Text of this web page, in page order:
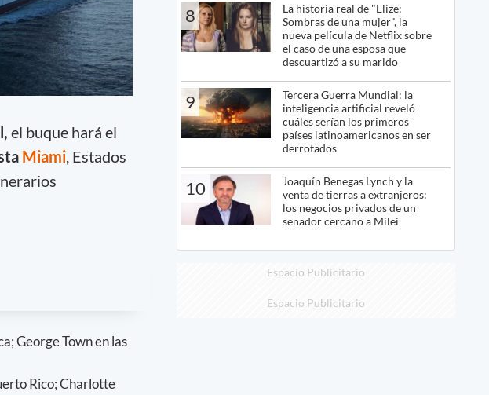
el buque hará el
Miami, Estados
George Town en las
Rico; Charlotte
8
La historia real de "Elize:
Sombras de una mujer", la
nueva película de Netflix sobre
el caso de una esposa que
descuartizó a su marido
9
Tercera Guerra Mundial: la
inteligencia artificial reveló
cuáles serían los primeros
países latinoamericanos en ser
derrotados
10
Joaquín Benegas Lynch y la
venta de tierras a extranjeros:
los negocios privados de un
senador cercano a Milei
Espacio Publicitario
Espacio Publicitario